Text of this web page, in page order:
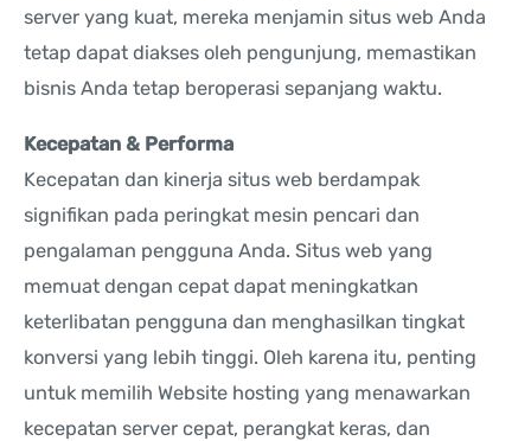
server yang kuat, mereka menjamin situs web Anda
tetap dapat diakses oleh pengunjung, memastikan
bisnis Anda tetap beroperasi sepanjang waktu.
Kecepatan & Performa
Kecepatan dan kinerja situs web berdampak
signifikan pada peringkat mesin pencari dan
pengalaman pengguna Anda. Situs web yang
memuat dengan cepat dapat meningkatkan
keterlibatan pengguna dan menghasilkan tingkat
konversi yang lebih tinggi. Oleh karena itu, penting
untuk memilih Website hosting yang menawarkan
kecepatan server cepat, perangkat keras, dan